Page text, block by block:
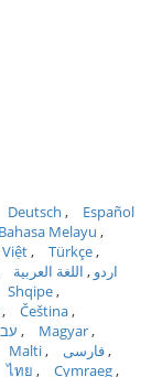
Deutsch
Español
Bahasa Melayu
Türkçe
اردو
اللغة العربية
Shqipe
Čeština
Magyar
Malti
فارسی
ไทย Cymraeg